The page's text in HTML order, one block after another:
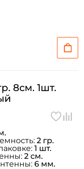
8см. 1шт.
2 гр.
1 шт.
2 см.
6 мм.
на обработку